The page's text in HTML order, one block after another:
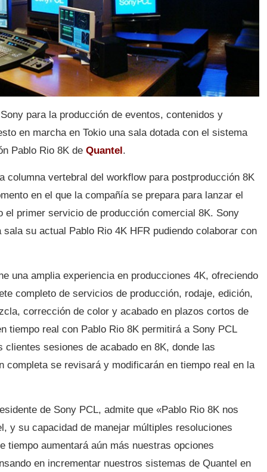
para la producción de eventos, contenidos y
en marcha en Tokio una sala dotada con el sistema
Pablo Rio 8K de Quantel.
columna vertebral del workflow para postproducción 8K
en el que la compañía se prepara para lanzar el
el primer servicio de producción comercial 8K. Sony
sala su actual Pablo Rio 4K HFR pudiendo colaborar con
una amplia experiencia en producciones 4K, ofreciendo
completo de servicios de producción, rodaje, edición,
corrección de color y acabado en plazos cortos de
tiempo real con Pablo Rio 8K permitirá a Sony PCL
clientes sesiones de acabado en 8K, donde las
completa se revisará y modificarán en tiempo real en la
de Sony PCL, admite que «Pablo Rio 8K nos
y su capacidad de manejar múltiples resoluciones
tiempo aumentará aún más nuestras opciones
en incrementar nuestros sistemas de Quantel en